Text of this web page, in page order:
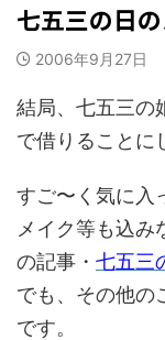
七五三の日
2006年9月27日
結局、七五三の
で借りることに
すご〜く気に入
メイク等も込
の記事・ 七五三
でも、その他の
です。